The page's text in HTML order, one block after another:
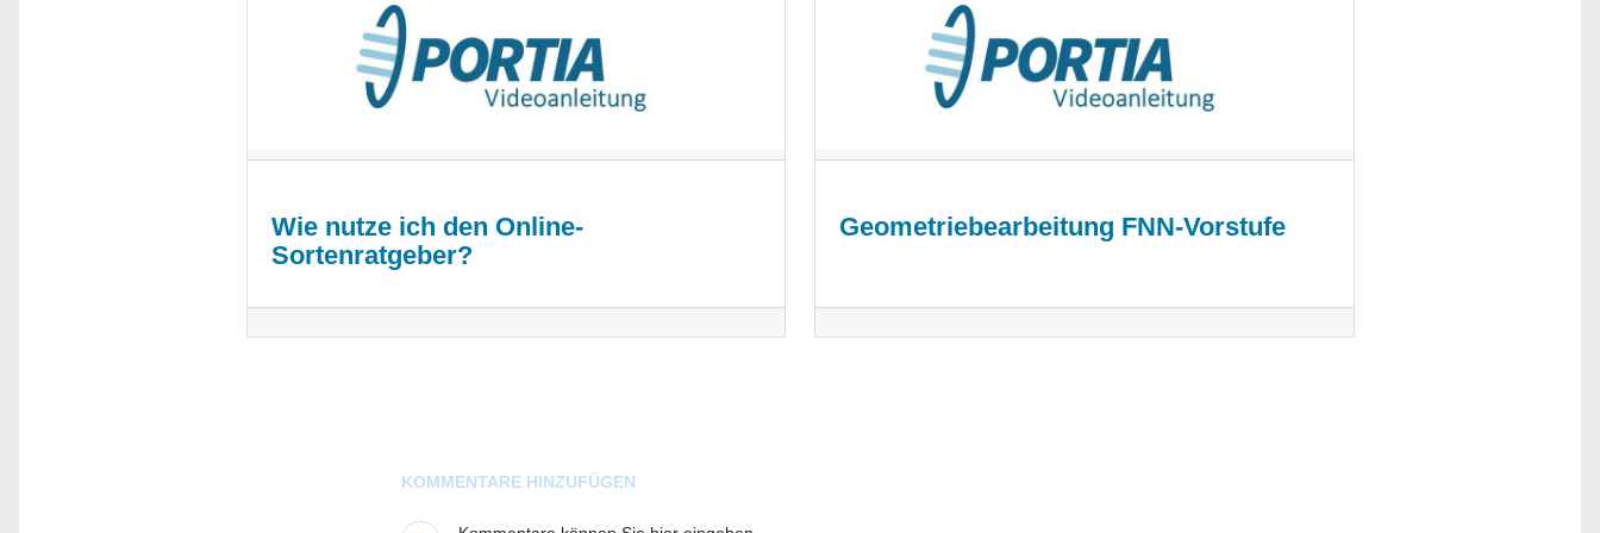
Wie nutze ich den Online-
Sortenratgeber?
Geometriebearbeitung FNN-Vorstufe
Blogs
KOMMENTARE HINZUFÜGEN